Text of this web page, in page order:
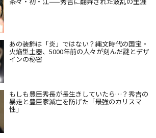
あの装飾は「炎」ではない？縄文時代の国宝・
火焔型土器、5000年前の人々が刻んだ謎とデザ
インの秘密
もしも豊臣秀長が長生きしていたら…？秀吉の
暴走と豊臣家滅亡を防げた「最強のカリスマ
性」